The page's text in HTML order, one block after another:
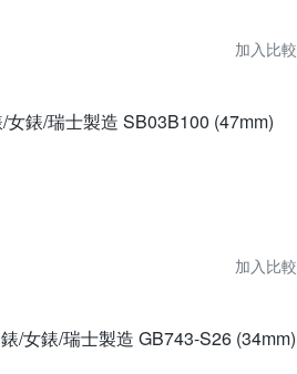
加入比較
錶/瑞士製造 SB03B100 (47mm)
加入比較
/女錶/瑞士製造 GB743-S26 (34mm)